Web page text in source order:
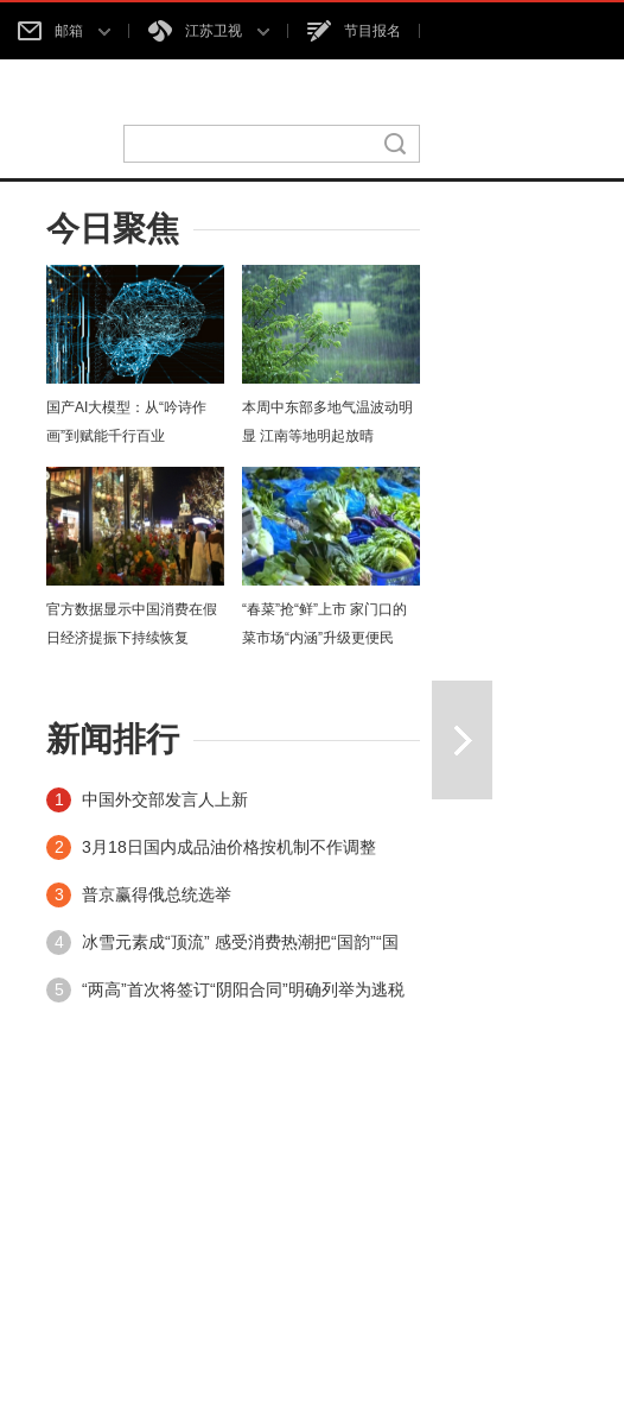
邮箱 江苏卫视 节目报名
今日聚焦
国产AI大模型：从“吟诗作
画”到赋能千行百业
本周中东部多地气温波动明
显 江南等地明起放晴
官方数据显示中国消费在假
日经济提振下持续恢复
“春菜”抢“鲜”上市 家门口的
菜市场“内涵”升级更便民
新闻排行
1 中国外交部发言人上新
2 3月18日国内成品油价格按机制不作调整
3 普京赢得俄总统选举
4 冰雪元素成“顶流” 感受消费热潮把“国韵”“国
潮”带回家
5 “两高”首次将签订“阴阳合同”明确列举为逃税